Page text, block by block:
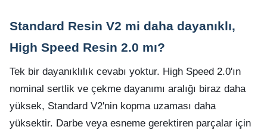
Standard Resin V2 mi daha dayanıklı,
High Speed Resin 2.0 mı?
Tek bir dayanıklılık cevabı yoktur. High Speed 2.0'ın
nominal sertlik ve çekme dayanımı aralığı biraz daha
yüksek, Standard V2'nin kopma uzaması daha
yüksektir. Darbe veya esneme gerektiren parçalar için